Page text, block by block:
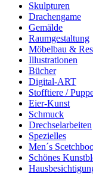
Skulpturen
Drachengame
Gemälde
Raumgestaltung
Möbelbau &
Illustrationen
Bücher
Digital-ART
Stofftiere /
Eier-Kunst
Schmuck
Drechselarbeiten
Spezielles
Men´s
Schönes